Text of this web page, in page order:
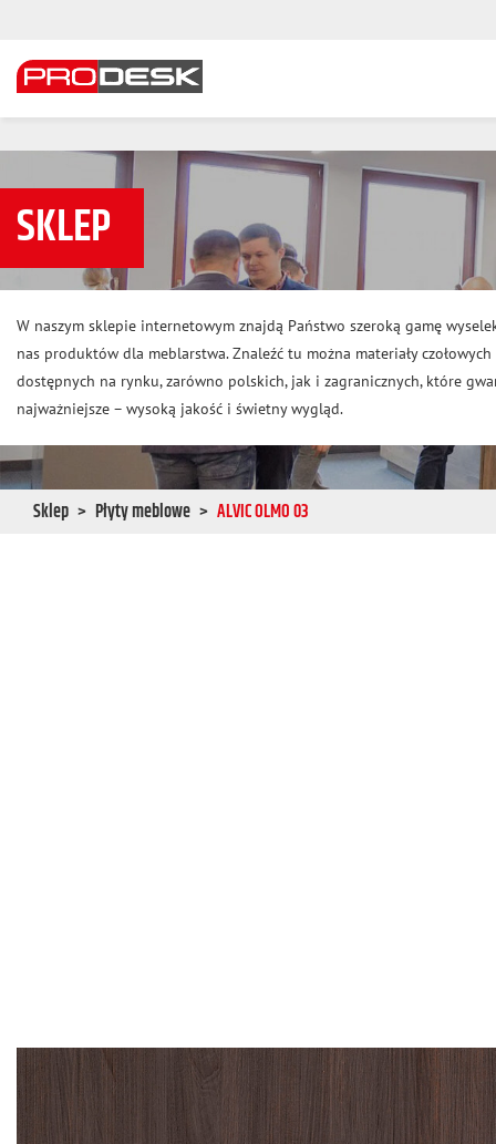
SKLEP
W naszym sklepie internetowym znajdą Państwo szeroką gamę
nas produktów dla meblarstwa. Znaleźć tu można materiały
dostępnych na rynku, zarówno polskich, jak i zagranicznych, które
najważniejsze – wysoką jakość i świetny wygląd.
Sklep Płyty meblowe ALVIC OLMO 03